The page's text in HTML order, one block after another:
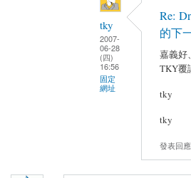
tky
2007-
06-28
(四)
16:56
固定
網址
Re:
的下
嘉義好
TKY覆
tky
tky
發表回